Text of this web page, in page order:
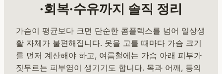
·회복·수유까지 솔직 정리
가슴이 평균보다 크면 단순한 콤플렉스를 넘어 일상생
활 자체가 불편해집니다. 옷을 고를 때마다 가슴 크기
를 먼저 계산해야 하고, 여름철에는 가슴 아래 피부가
짓무르는 피부염이 생기기도 합니다. 목과 어깨, 등의